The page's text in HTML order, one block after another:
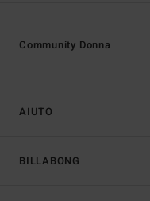
AIUTO
BILLABONG
Community Donna